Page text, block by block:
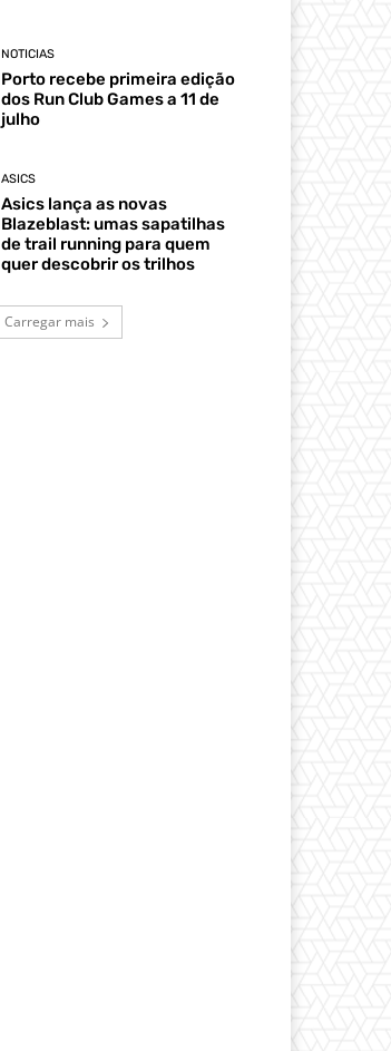
NOTICIAS
Porto recebe primeira edição
dos Run Club Games a 11 de
julho
ASICS
Asics lança as novas
Blazeblast: umas sapatilhas
de trail running para quem
quer descobrir os trilhos
Carregar mais